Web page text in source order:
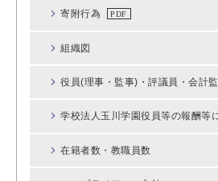
寄附行為
組織図
役員(理事・監事)・評議員・会計
学校法人玉川学園役員等の報酬等
在籍者数・教職員数